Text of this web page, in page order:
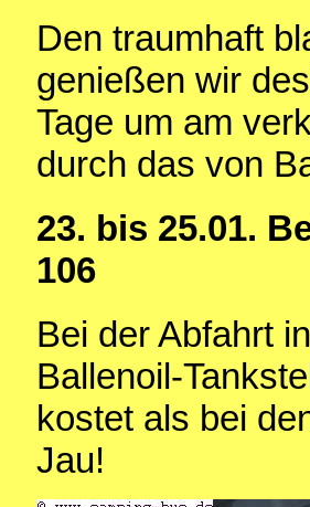
Den traumhaft
genießen wir
Tage um am
durch das von
23. bis 25.01.
106
Bei der Abfahrt
Ballenoil-
kostet als bei
Jau!